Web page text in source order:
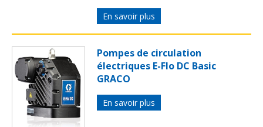
En savoir plus
Pompes de circulation
électriques E-Flo DC Basic
GRACO
En savoir plus